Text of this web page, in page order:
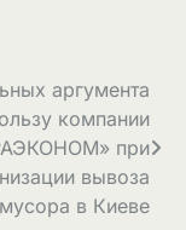
аргумента
компании
при
вывоза
мусора в Киеве